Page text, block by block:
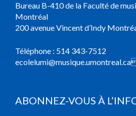
Bureau B-410 de la Faculté de
Montréal
200 avenue Vincent d’Indy
Téléphone : 514 343-7512
ecolelumi@musique.umontreal.ca
ABONNEZ-VOUS À